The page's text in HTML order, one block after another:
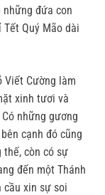
đứa con
Quý Mão dài
Viết Cường làm
xinh tươi và
những gương
cạnh đó cũng
thế, còn có sự
đến một Thánh
cầu xin sự soi